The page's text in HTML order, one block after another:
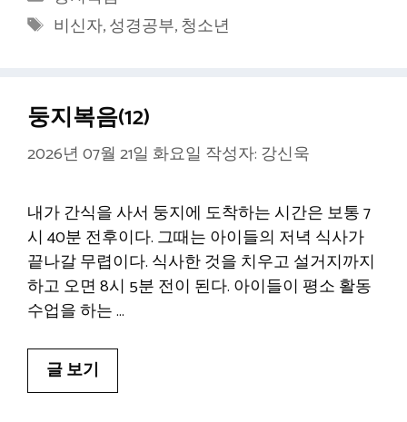
테
고
태
비신자,성경공부,청소년
둥지복음(12)
2026년 07월 21일 화요일 작성자: 강신욱
내가 간식을 사서 둥지에 도착하는 시간은 보통 7
시 40분 전후이다. 그때는 아이들의 저녁 식사가
끝나갈 무렵이다. 식사한 것을 치우고 설거지까지
하고 오면 8시 5분 전이 된다. 아이들이 평소 활동
수업을 하는 …
글 보기